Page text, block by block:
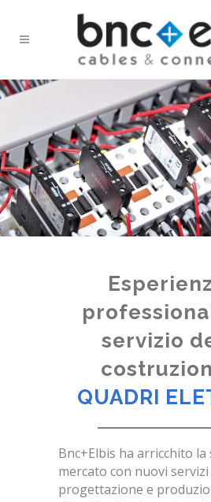
servizio
QUADRI
Bnc+Elbis ha arricchito
mercato con nuovi servizi
progettazione e